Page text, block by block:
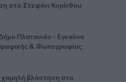
στο Στεφάνι Κορίνθου
Πλατανιά» - Εγκαίνια
& Φωτογραφίας
χαμηλή βλάστηση στο